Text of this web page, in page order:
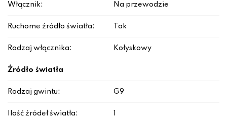
Włącznik: Na przewodzie
Ruchome źródło światła: Tak
Rodzaj włącznika: Kołyskowy
Źródło światła
Rodzaj gwintu: G9
Ilość źródeł światła: